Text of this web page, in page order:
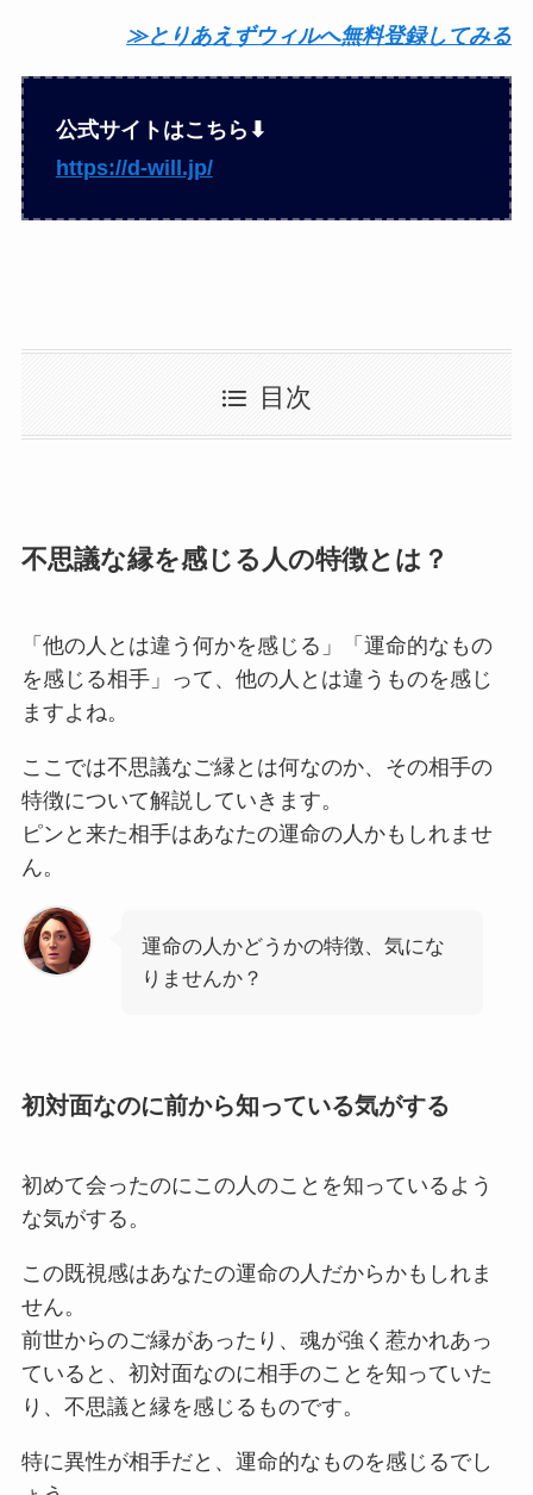
≫とりあえずウィルへ無料登録してみる
公式サイトはこちら⬇︎
https://d-will.jp/
目次
不思議な縁を感じる人の特徴とは？
「他の人とは違う何かを感じる」「運命的なもの
を感じる相手」って、他の人とは違うものを感じ
ますよね。
ここでは不思議なご縁とは何なのか、その相手の
特徴について解説していきます。
ピンと来た相手はあなたの運命の人かもしれませ
ん。
運命の人かどうかの特徴、気にな
りませんか？
初対面なのに前から知っている気がする
初めて会ったのにこの人のことを知っているよう
な気がする。
この既視感はあなたの運命の人だからかもしれま
せん。
前世からのご縁があったり、魂が強く惹かれあっ
ていると、初対面なのに相手のことを知っていた
り、不思議と縁を感じるものです。
特に異性が相手だと、運命的なものを感じるでし